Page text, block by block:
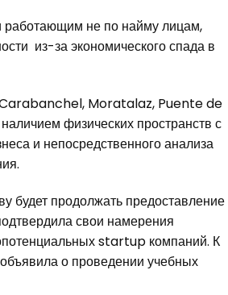
не по найму лицам,
из-за экономического спада в
Moratalaz, Puente de
физических пространств с
и непосредственного анализа
продолжать предоставление
свои намерения
startup компаний. К
о проведении учебных